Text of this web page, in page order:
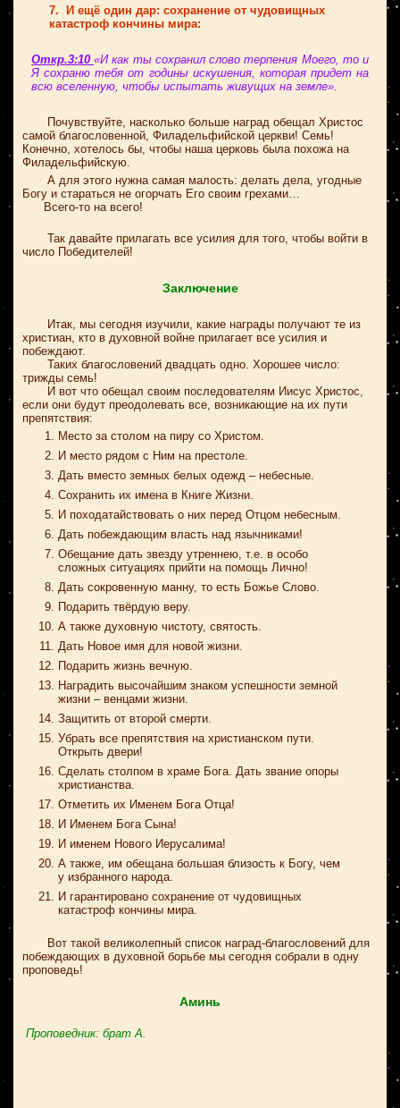
7. И ещё один дар: сохранение от чудовищных
катастроф кончины мира:
Откр.3:10 «И как ты сохранил слово терпения Моего, то и
Я сохраню тебя от годины искушения, которая придет на
всю вселенную, чтобы испытать живущих на земле».
Почувствуйте, насколько больше наград обещал Христос
самой благословенной, Филадельфийской церкви! Семь!
Конечно, хотелось бы, чтобы наша церковь была похожа на
Филадельфийскую.
А для этого нужна самая малость: делать дела, угодные
Богу и стараться не огорчать Его своим грехами…
Всего-то на всего!
Так давайте прилагать все усилия для того, чтобы войти в
число Победителей!
Заключение
Итак, мы сегодня изучили, какие награды получают те из
христиан, кто в духовной войне прилагает все усилия и
побеждают.
Таких благословений двадцать одно. Хорошее число:
трижды семь!
И вот что обещал своим последователям Иисус Христос,
если они будут преодолевать все, возникающие на их пути
препятствия:
Место за столом на пиру со Христом.
И место рядом с Ним на престоле.
Дать вместо земных белых одежд – небесные.
Сохранить их имена в Книге Жизни.
И походатайствовать о них перед Отцом небесным.
Дать побеждающим власть над язычниками!
Обещание дать звезду утреннею, т.е. в особо
сложных ситуациях прийти на помощь Лично!
Дать сокровенную манну, то есть Божье Слово.
Подарить твёрдую веру.
А также духовную чистоту, святость.
Дать Новое имя для новой жизни.
Подарить жизнь вечную.
Наградить высочайшим знаком успешности земной
жизни – венцами жизни.
Защитить от второй смерти.
Убрать все препятствия на христианском пути.
Открыть двери!
Сделать столпом в храме Бога. Дать звание опоры
христианства.
Отметить их Именем Бога Отца!
И Именем Бога Сына!
И именем Нового Иерусалима!
А также, им обещана большая близость к Богу, чем
у избранного народа.
И гарантировано сохранение от чудовищных
катастроф кончины мира.
Вот такой великолепный список наград-благословений для
побеждающих в духовной борьбе мы сегодня собрали в одну
проповедь!
Аминь
Проповедник: брат А.